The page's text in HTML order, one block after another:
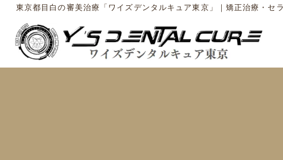
東京都目白の審美治療「ワイズデンタルキュア東京」｜矯正治療・セ